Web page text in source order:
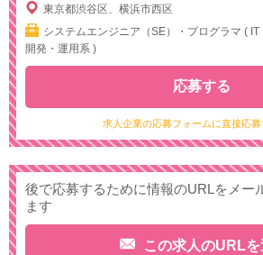
東京都渋谷区、横浜市西区
システムエンジニア（SE）・プログラマ ( IT
開発・運用系 )
求人企業の応募フォームに直接応
応募する
後で応募するために情報のURLをメー
ます
この求人のURLを